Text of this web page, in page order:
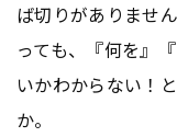
ば切りがありませ
っても、『何を』
いかわからない！
か。